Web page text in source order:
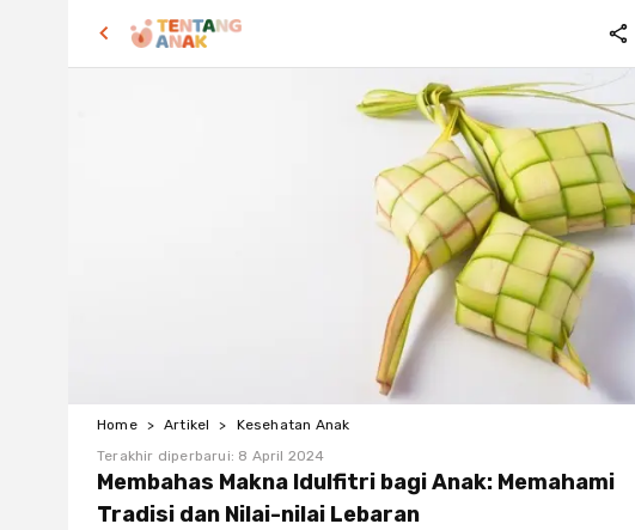
Home > Artikel >
Kesehatan Anak
Terakhir diperbarui: 8 April 2024
Membahas Makna Idulfitri bagi Anak: Memahami
Tradisi dan Nilai-nilai Lebaran